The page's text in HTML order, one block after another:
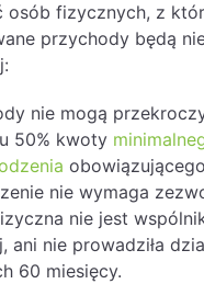
osób fizycznych, z
przychody będą
nie mogą
50% kwoty
nie wymaga
nie jest
ani nie prowadziła
60 miesięcy.